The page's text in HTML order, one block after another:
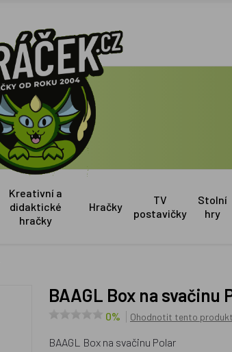
Kreativní a
didaktické
hračky
Hračky
TV
postavičky
Stolní
hry
BAAGL Box na svačinu
0% Ohodnotit tento produkt
BAAGL Box na svačinu Polar